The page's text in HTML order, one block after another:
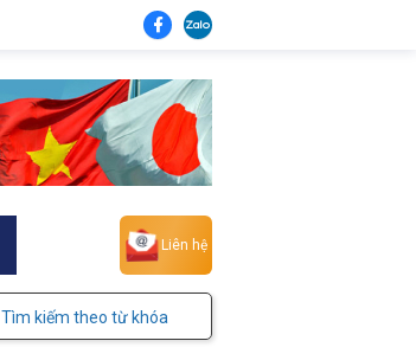
Liên hệ
Tìm kiếm theo từ khóa